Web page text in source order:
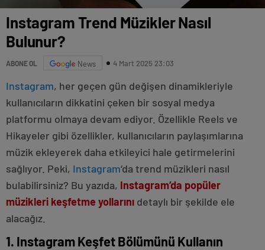
Instagram Trend Müzikler Nasıl
Bulunur?
ABONE OL News 4 Mart 2025 23:03
Instagram, her geçen gün değişen dinamikleriyle
kullanıcıların dikkatini çeken bir sosyal medya
platformu olmaya devam ediyor. Özellikle Reels ve
Hikayeler gibi özellikler, kullanıcıların paylaşımlarına
müzik ekleyerek daha etkileyici hale getirmelerini
sağlıyor. Peki, Instagram‘da trend müzikleri nasıl
bulabilirsiniz? Bu yazıda, Instagram’da popüler
müzikleri keşfetme yollarını detaylı bir şekilde ele
alacağız.
1. Instagram Keşfet Bölümünü Kullanın